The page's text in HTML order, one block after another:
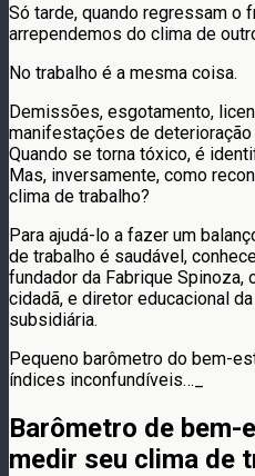
Só tarde, quando regressam o
arrependemos do clima de
No trabalho é a mesma coisa.
Demissões, esgotamento,
manifestações de
Quando se torna tóxico, é
Mas, inversamente, como
clima de trabalho?
Para ajudá-lo a fazer um
de trabalho é saudável,
fundador da Fabrique Spinoza,
cidadã, e diretor educacional
subsidiária.
Pequeno barômetro do bem-
índices inconfundíveis…_
Barômetro de bem-
medir seu clima de